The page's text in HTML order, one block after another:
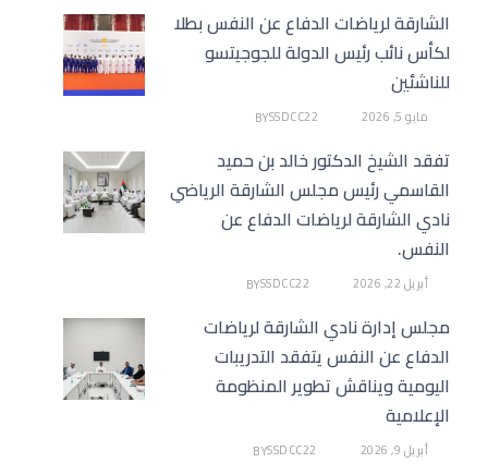
الشارقة لرياضات الدفاع عن النفس بطلا
لكأس نائب رئيس الدولة للجوجيتسو
للناشئين
مايو 5, 2026 BYSSDCC22
تفقد الشيخ الدكتور خالد بن حميد
القاسمي رئيس مجلس الشارقة الرياضي
نادي الشارقة لرياضات الدفاع عن
النفس.
أبريل 22, 2026 BYSSDCC22
مجلس إدارة نادي الشارقة لرياضات
الدفاع عن النفس يتفقد التدريبات
اليومية ويناقش تطوير المنظومة
الإعلامية
أبريل 9, 2026 BYSSDCC22